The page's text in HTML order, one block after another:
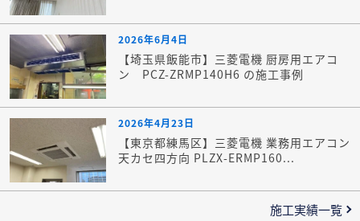
2026年6月4日
【埼玉県飯能市】三菱電機 厨房用エアコ
ン PCZ-ZRMP140H6 の施工事例
2026年4月23日
【東京都練馬区】三菱電機 業務用エアコン
天カセ四方向 PLZX-ERMP160...
施工実績一覧